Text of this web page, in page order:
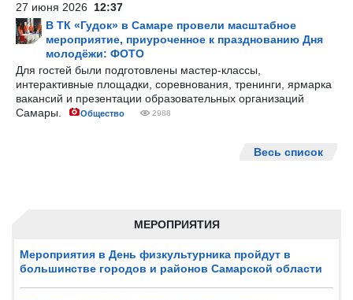
МЕРОПРИЯТИЯ
Мероприятия в День физкультурника пройдут в
большинстве городов и районов Самарской области
27 июня 2026 12:37
В ТК «Гудок» в Самаре провели масштабное
мероприятие, приуроченное к празднованию Дня
молодёжи: ФОТО
Для гостей были подготовлены мастер-классы,
интерактивные площадки, соревнования, тренинги, ярмарка
вакансий и презентации образовательных организаций
Самары.
Общество 2988
Весь список